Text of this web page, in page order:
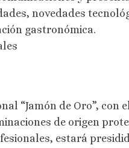
novedades
gastronómica.
“Jamón de Oro”, con
de origen
estará